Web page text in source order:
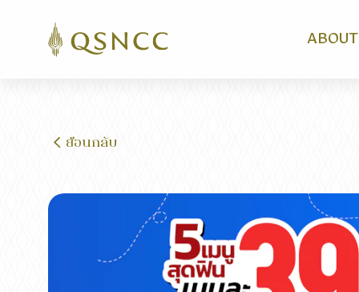
ABOUT
ย้อนกลับ